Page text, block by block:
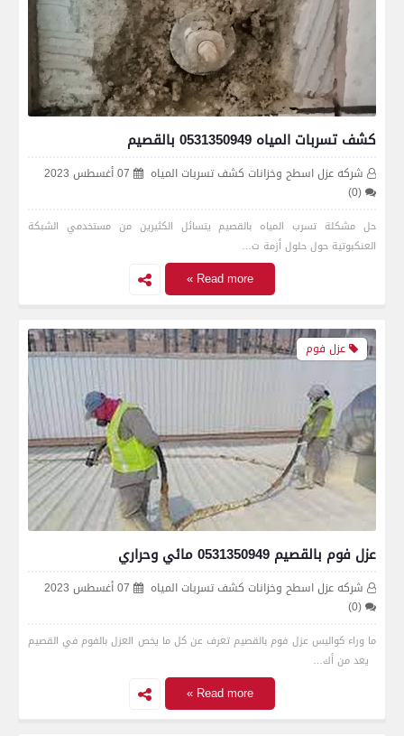
كشف تسربات المياه 0531350949 بالقصيم
شركه عزل اسطح وخزانات كشف تسربات المياه
07 أغسطس 2023
(0)
حل مشكلة تسرب المياه بالقصيم يتسائل الكثيرين من مستخدمي الشبكة
العنكبوتية حول حلول أزمة ت…
Read more »
عزل فوم
عزل فوم بالقصيم 0531350949 مائي وحراري
شركه عزل اسطح وخزانات كشف تسربات المياه
07 أغسطس 2023
(0)
ما وراء كواليس عزل فوم بالقصيم تعرف عن كل ما يخص العزل بالفوم في القصيم
يعد من أك…
Read more »